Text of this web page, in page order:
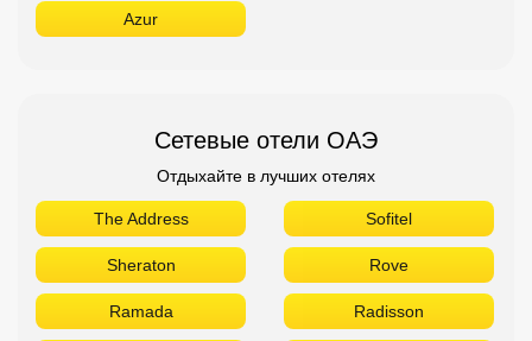
Azur
Сетевые отели ОАЭ
Отдыхайте в лучших отелях
The Address Sofitel
Sheraton Rove
Ramada Radisson